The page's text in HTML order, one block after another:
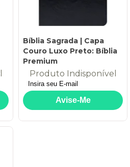
Bíblia Sagrada | Capa
Couro Luxo Preto: Bíblia
Premium
Produto Indisponível